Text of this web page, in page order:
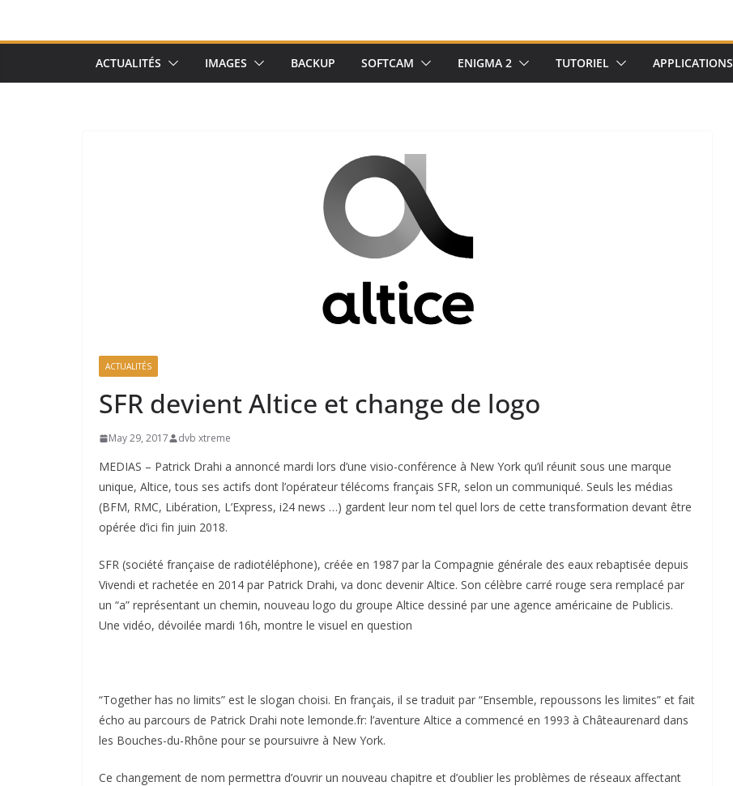
ACTUALITÉS IMAGES BACKUP SOFTCAM ENIGMA 2 TUTORIEL APPLICATIONS
ACTUALITÉS
SFR devient Altice et change de logo
May 29, 2017 dvb xtreme
MEDIAS – Patrick Drahi a annoncé mardi lors d’une visio-conférence à New York qu’il réunit sous une marque
unique, Altice, tous ses actifs dont l’opérateur télécoms français SFR, selon un communiqué. Seuls les médias
(BFM, RMC, Libération, L’Express, i24 news …) gardent leur nom tel quel lors de cette transformation devant être
opérée d’ici fin juin 2018.
SFR (société française de radiotéléphone), créée en 1987 par la Compagnie générale des eaux rebaptisée depuis
Vivendi et rachetée en 2014 par Patrick Drahi, va donc devenir Altice. Son célèbre carré rouge sera remplacé par
un “a” représentant un chemin, nouveau logo du groupe Altice dessiné par une agence américaine de Publicis.
Une vidéo, dévoilée mardi 16h, montre le visuel en question
“Together has no limits” est le slogan choisi. En français, il se traduit par “Ensemble, repoussons les limites” et fait
écho au parcours de Patrick Drahi note lemonde.fr: l’aventure Altice a commencé en 1993 à Châteaurenard dans
les Bouches-du-Rhône pour se poursuivre à New York.
Ce changement de nom permettra d’ouvrir un nouveau chapitre et d’oublier les problèmes de réseaux affectant